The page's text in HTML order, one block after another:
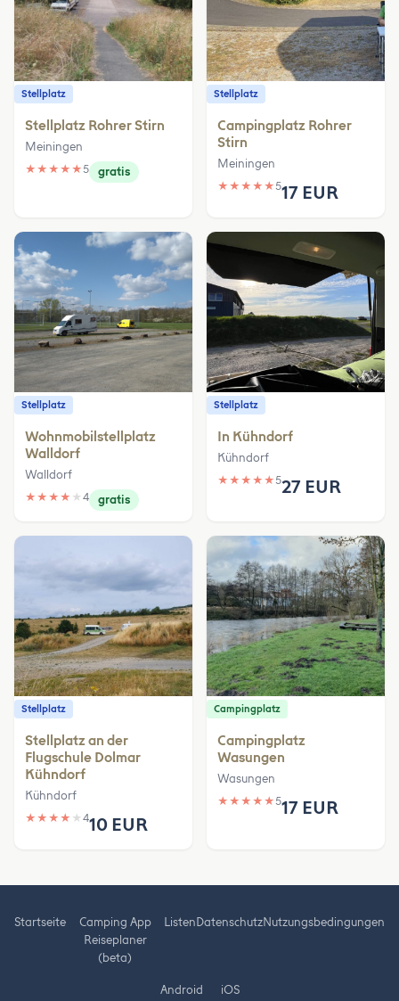
Stellplatz
Stellplatz Rohrer Stirn
Meiningen
★ ★ ★ ★ ★5 gratis
Stellplatz
Campingplatz Rohrer
Stirn
Meiningen
★ ★ ★ ★ ★517 EUR
Stellplatz
Wohnmobilstellplatz
Walldorf
Walldorf
★ ★ ★ ★ ★ 4 gratis
Stellplatz
In Kühndorf
Kühndorf
★ ★ ★ ★ ★527 EUR
Stellplatz
Stellplatz an der
Flugschule Dolmar
Kühndorf
Kühndorf
★ ★ ★ ★ ★ 410 EUR
Campingplatz
Campingplatz
Wasungen
Wasungen
★ ★ ★ ★ ★517 EUR
Startseite
Camping App
Reiseplaner
(beta)
ListenDatenschutzNutzungsbedingungen
Android iOS